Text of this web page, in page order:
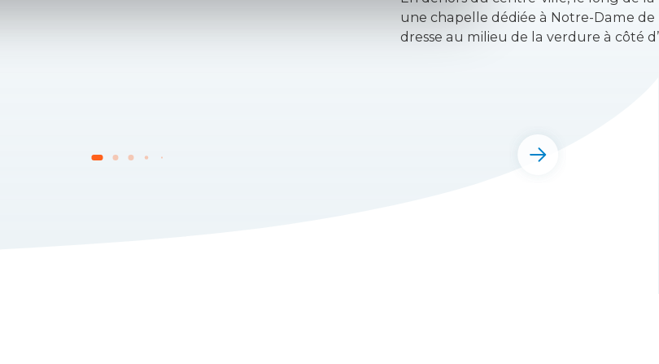
une chapelle dédiée à Notre-Dame de
dresse au milieu de la verdure à côté